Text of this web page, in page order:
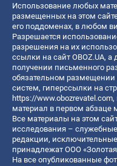
Использование любых
размещенных на этом
его поддоменах, в любом
Разрешается
разрешения на их
ссылки на сайт OBOZ.UA,
получении письменного
обязательном
систем, гиперссылки на
https://www.obozrevatel.com,
материал в первом абзаце
Все материалы на этом
исследования –
редакции,
принадлежат ООО
На все опубликованные